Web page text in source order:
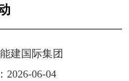
建国际集团
2026-06-04